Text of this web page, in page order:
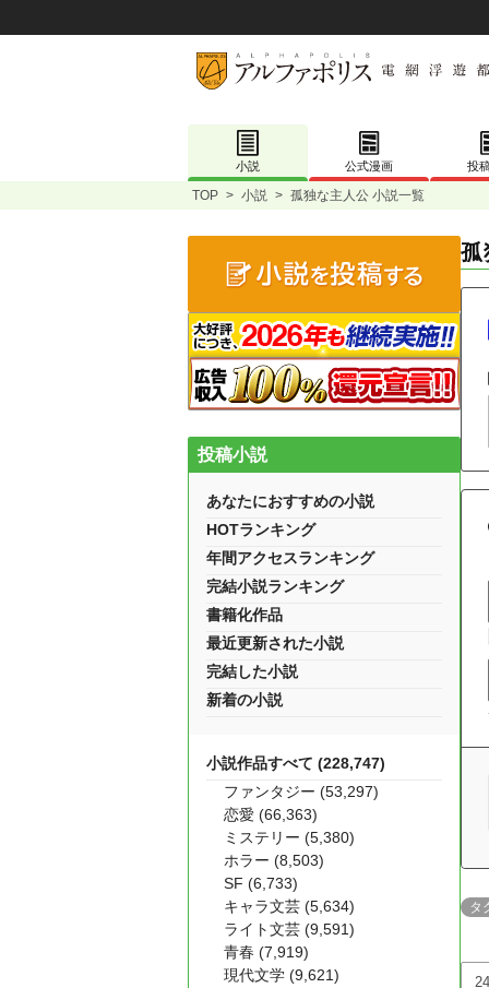
小説 公式漫画 投
TOP > 小説 > 孤独な主人公 小説一覧
孤
タ
投稿小説
あなたにおすすめの小説
HOTランキング
年間アクセスランキング
完結小説ランキング
書籍化作品
最近更新された小説
完結した小説
新着の小説
小説作品すべて (228,747)
ファンタジー (53,297)
恋愛 (66,363)
ミステリー (5,380)
ホラー (8,503)
SF (6,733)
キャラ文芸 (5,634)
ライト文芸 (9,591)
青春 (7,919)
現代文学 (9,621)